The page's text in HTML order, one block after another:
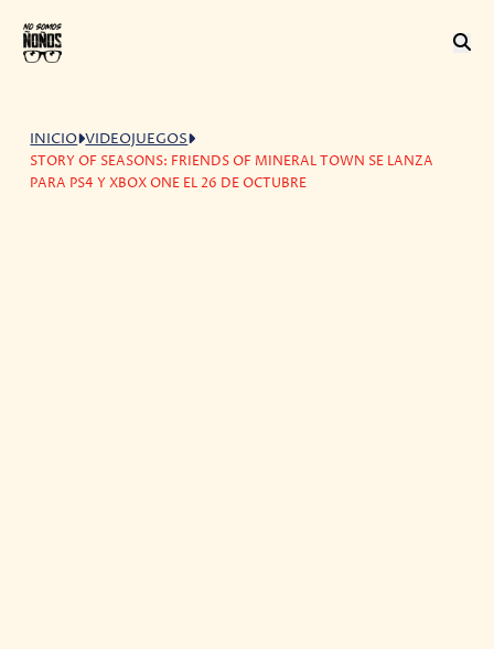
INICIO VIDEOJUEGOS
STORY OF SEASONS: FRIENDS OF MINERAL TOWN SE LANZA
PARA PS4 Y XBOX ONE EL 26 DE OCTUBRE